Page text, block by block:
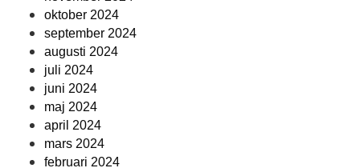
oktober 2024
september 2024
augusti 2024
juli 2024
juni 2024
maj 2024
april 2024
mars 2024
februari 2024